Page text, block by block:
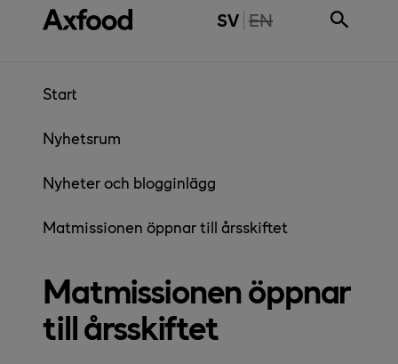
Gå direkt till innehåll SV THE PAGE IS NOT
EN
Start
Nyhetsrum
Nyheter och blogginlägg
Matmissionen öppnar till årsskiftet
Matmissionen öppnar
till årsskiftet